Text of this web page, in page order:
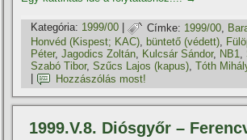
Kategória: 1999/00 | Címke: 1999/00
Honvéd (Kispest; KAC), büntető (védett),
Péter,Jagodics Zoltán, Kulcsár Sándor, NB1,
Szabó Tibor,Szűcs Lajos (kapus),Tóth
Hozzászólás most!
1999.V.8. Diósgyőr –